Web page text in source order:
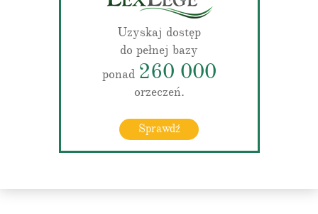
Uzyskaj dostęp
do pełnej bazy
ponad 260 000
orzeczeń.
Sprawdź